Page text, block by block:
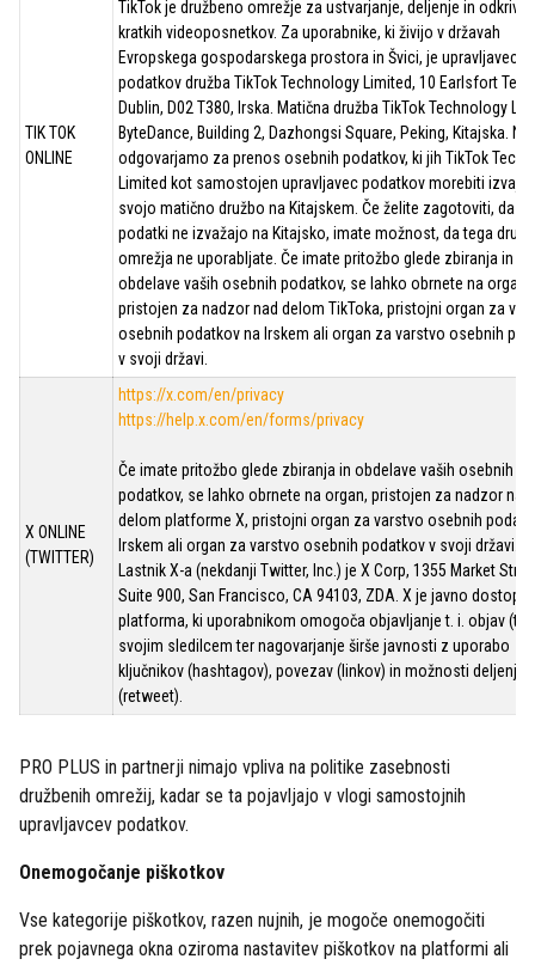
TIK TOK
ONLINE
TikTok je družbeno omrežje za ustvarjanje, deljenje in
kratkih videoposnetkov. Za uporabnike, ki živijo v državah
Evropskega gospodarskega prostora in Švici, je upravljavec
podatkov družba TikTok Technology Limited, 10 Earlsfort
Dublin, D02 T380, Irska. Matična družba TikTok Technology
ByteDance, Building 2, Dazhongsi Square, Peking, Kitajska. Ne
odgovarjamo za prenos osebnih podatkov, ki jih TikTok
Limited kot samostojen upravljavec podatkov morebiti izvaja
svojo matično družbo na Kitajskem. Če želite zagotoviti, da
podatki ne izvažajo na Kitajsko, imate možnost, da tega
omrežja ne uporabljate. Če imate pritožbo glede zbiranja in
obdelave vaših osebnih podatkov, se lahko obrnete na organ,
pristojen za nadzor nad delom TikToka, pristojni organ za
osebnih podatkov na Irskem ali organ za varstvo osebnih
v svoji državi.
X ONLINE
(TWITTER)
https://x.com/en/privacy
https://help.x.com/en/forms/privacy
Če imate pritožbo glede zbiranja in obdelave vaših osebnih
podatkov, se lahko obrnete na organ, pristojen za nadzor nad
delom platforme X, pristojni organ za varstvo osebnih
Irskem ali organ za varstvo osebnih podatkov v svoji državi.
Lastnik X-a (nekdanji Twitter, Inc.) je X Corp, 1355 Market
Suite 900, San Francisco, CA 94103, ZDA. X je javno
platforma, ki uporabnikom omogoča objavljanje t. i. objav
svojim sledilcem ter nagovarjanje širše javnosti z uporabo
ključnikov (hashtagov), povezav (linkov) in možnosti deljenja
(retweet).
PRO PLUS in partnerji nimajo vpliva na politike zasebnosti
družbenih omrežij, kadar se ta pojavljajo v vlogi samostojnih
upravljavcev podatkov.
Onemogočanje piškotkov
Vse kategorije piškotkov, razen nujnih, je mogoče onemogočiti
prek pojavnega okna oziroma nastavitev piškotkov na platformi ali